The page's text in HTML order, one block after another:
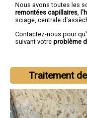
Nous avons toutes les
remontées capillaires
sciage, centrale
Contactez-nous pour
suivant votre problème
Traitement